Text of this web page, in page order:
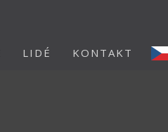
LIDÉ KONTAKT